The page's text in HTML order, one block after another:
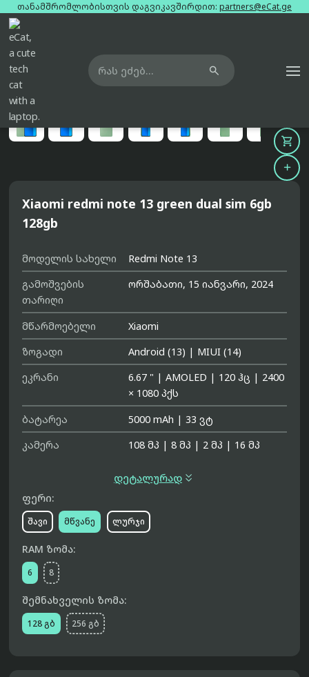
თანამშრომლობისთვის დაგვიკავშირდით: partners@eCat.ge

მთავარი ტელეფონები

Xiaomi redmi note 13 green dual sim 6gb
128gb
მოდელის სახელი
Redmi Note 13
გამოშვების
თარიღი
ორშაბათი, 15 იანვარი, 2024
მწარმოებელი
Xiaomi
ზოგადი
Android (13) | MIUI (14)
ეკრანი
6.67 " | AMOLED | 120 ჰც | 2400
× 1080 პქს
ბატარეა
5000 mAh | 33 ვტ
კამერა
108 მპ | 8 მპ | 2 მპ | 16 მპ
დეტალურად 
ფერი:
შავი მწვანე ლურჯი
RAM ზომა:
6 8
შემნახველის ზომა:
128 გბ 256 გბ

